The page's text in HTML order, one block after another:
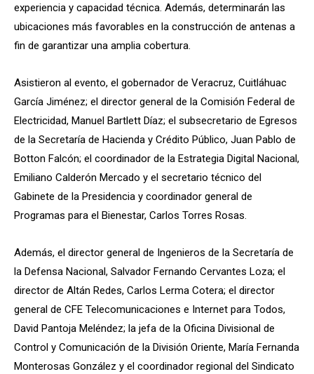
experiencia y capacidad técnica. Además, determinarán las
ubicaciones más favorables en la construcción de antenas a
fin de garantizar una amplia cobertura.
Asistieron al evento, el gobernador de Veracruz, Cuitláhuac
García Jiménez; el director general de la Comisión Federal de
Electricidad, Manuel Bartlett Díaz; el subsecretario de Egresos
de la Secretaría de Hacienda y Crédito Público, Juan Pablo de
Botton Falcón; el coordinador de la Estrategia Digital Nacional,
Emiliano Calderón Mercado y el secretario técnico del
Gabinete de la Presidencia y coordinador general de
Programas para el Bienestar, Carlos Torres Rosas.
Además, el director general de Ingenieros de la Secretaría de
la Defensa Nacional, Salvador Fernando Cervantes Loza; el
director de Altán Redes, Carlos Lerma Cotera; el director
general de CFE Telecomunicaciones e Internet para Todos,
David Pantoja Meléndez; la jefa de la Oficina Divisional de
Control y Comunicación de la División Oriente, María Fernanda
Monterosas González y el coordinador regional del Sindicato